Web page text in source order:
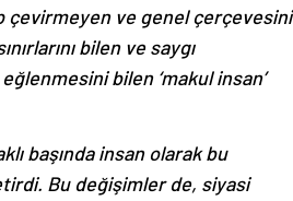
çevirmeyen ve genel çerçevesini
bilen ve saygı
bilen ‘makul insan’
başında insan olarak bu
Bu değişimler de, siyasi